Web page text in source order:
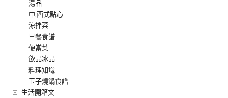
湯品
中.西式點心
涼拌菜
早餐食譜
便當菜
飲品冰品
料理知識
玉子燒鍋食譜
生活開箱文